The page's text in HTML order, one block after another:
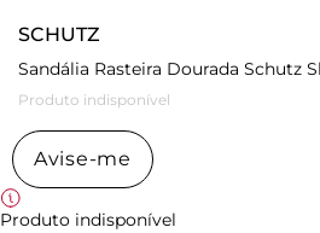
SCHUTZ
Sandália Rasteira Dourada Schutz
Produto indisponível
Avise-me
Produto indisponível